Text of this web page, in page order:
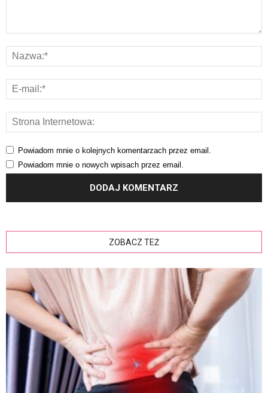
Powiadom mnie o kolejnych komentarzach przez email.
Powiadom mnie o nowych wpisach przez email.
ZOBACZ TEŻ